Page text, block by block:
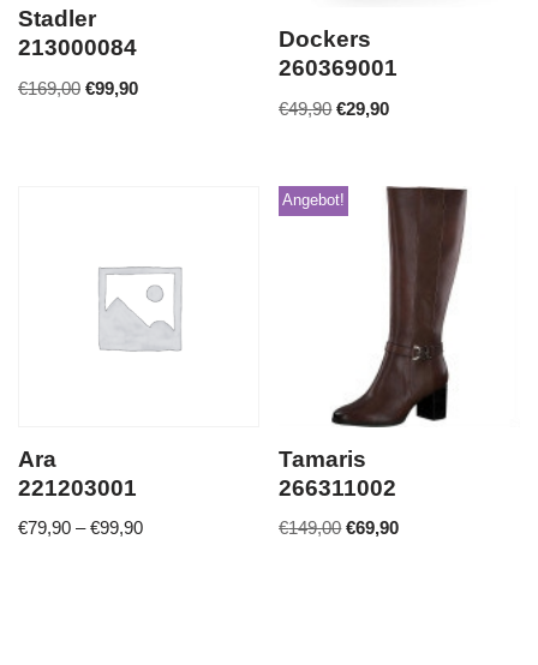
Stadler
213000084
€169,00 €99,90
Dockers
260369001
€49,90 €29,90
Ara
221203001
€79,90 –€99,90
Angebot!
Tamaris
266311002
€149,00 €69,90